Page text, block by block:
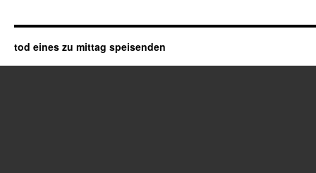
tod eines zu mittag speisenden